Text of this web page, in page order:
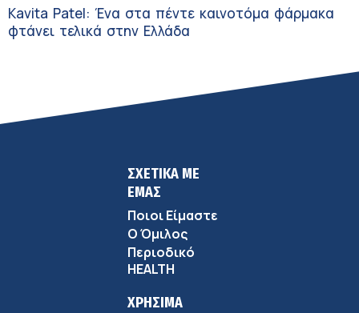
Kavita Patel: Ένα στα πέντε καινοτόμα φάρμακα
φτάνει τελικά στην Ελλάδα
ΣΧΕΤΙΚΑ ΜΕ
ΕΜΑΣ
Ποιοι Είμαστε
Ο Όμιλος
Περιοδικό
HEALTH
ΧΡΗΣΙΜΑ